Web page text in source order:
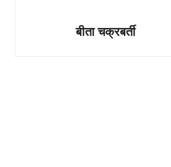
बीता चक्रबर्ती